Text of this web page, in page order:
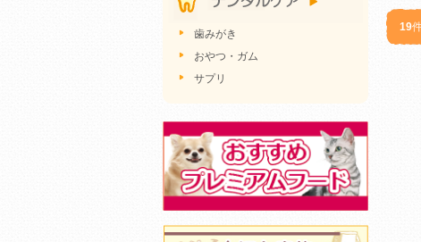
19
歯みがき
おやつ・ガム
サプリ